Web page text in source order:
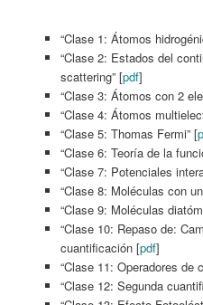
“Clase 1: Átomos
“Clase 2: Estados del
scattering” [pdf]
“Clase 3: Átomos con 2
“Clase 4: Átomos
“Clase 5: Thomas Fermi” [
“Clase 6: Teoría de la
“Clase 7: Potenciales
“Clase 8: Moléculas con
“Clase 9: Moléculas
“Clase 10: Repaso de:
cuantificación [pdf]
“Clase 11: Operadores de
“Clase 12: Segunda